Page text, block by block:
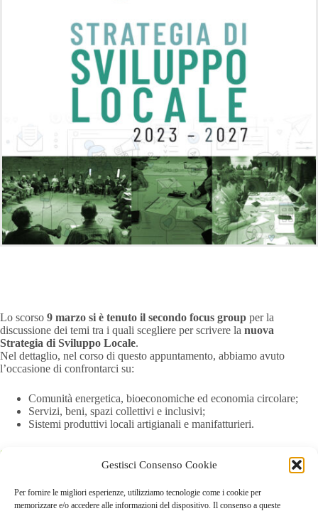
Gestisci Consenso Cookie
Per fornire le migliori esperienze, utilizziamo tecnologie come i cookie per
memorizzare e/o accedere alle informazioni del dispositivo. Il consenso a queste
Lo scorso 9 marzo si è tenuto il secondo focus group per la
discussione dei temi tra i quali scegliere per scrivere la nuova
Strategia di Sviluppo Locale.
Nel dettaglio, nel corso di questo appuntamento, abbiamo avuto
l’occasione di confrontarci su:
Comunità energetica, bioeconomiche ed economia circolare;
Servizi, beni, spazi collettivi e inclusivi;
Sistemi produttivi locali artigianali e manifatturieri.
Scarica il report